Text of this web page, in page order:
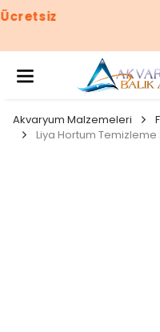
1250 TL ve
Akvaryum Malzemeleri
Liya Hortum Temizleme